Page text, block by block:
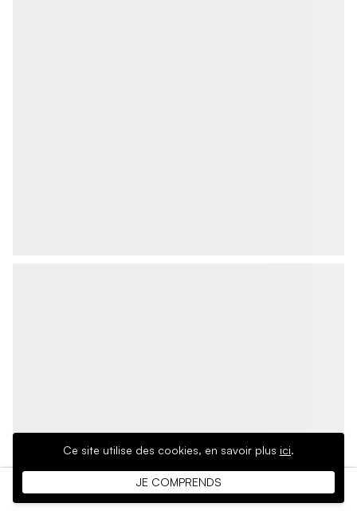
Ce site utilise des cookies, en savoir plus ici.
JE COMPRENDS